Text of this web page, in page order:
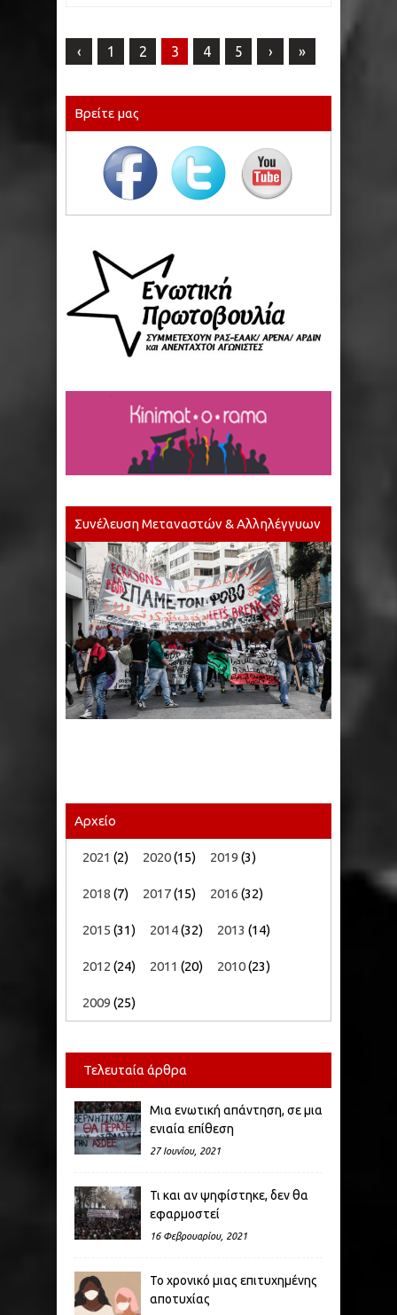
‹ 1 2 3 4 5 › »
Βρείτε μας
Συνέλευση Μεταναστών & Αλληλέγγυων
Αρχείο
2021 (2) 2020(15) 2019 (3)
2018 (7) 2017(15) 2016 (32)
2015 (31) 2014(32) 2013 (14)
2012 (24) 2011 (20) 2010(23)
2009 (25)
Τελευταία άρθρα
Μια ενωτική απάντηση, σε μια
ενιαία επίθεση
27 Ιουνίου, 2021
Τι και αν ψηφίστηκε, δεν θα
εφαρμοστεί
16 Φεβρουαρίου, 2021
Το χρονικό μιας επιτυχημένης
αποτυχίας